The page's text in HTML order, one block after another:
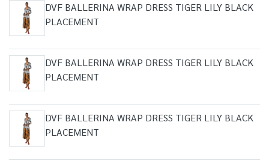
DVF BALLERINA WRAP DRESS TIGER LILY BLACK
PLACEMENT
DVF BALLERINA WRAP DRESS TIGER LILY BLACK
PLACEMENT
DVF BALLERINA WRAP DRESS TIGER LILY BLACK
PLACEMENT